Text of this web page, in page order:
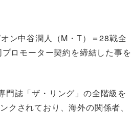
ン中谷潤人（M・T）＝28戦全
ロモーター契約を締結した事を
門誌「ザ・リング」の全階級を
されており、海外の関係者、